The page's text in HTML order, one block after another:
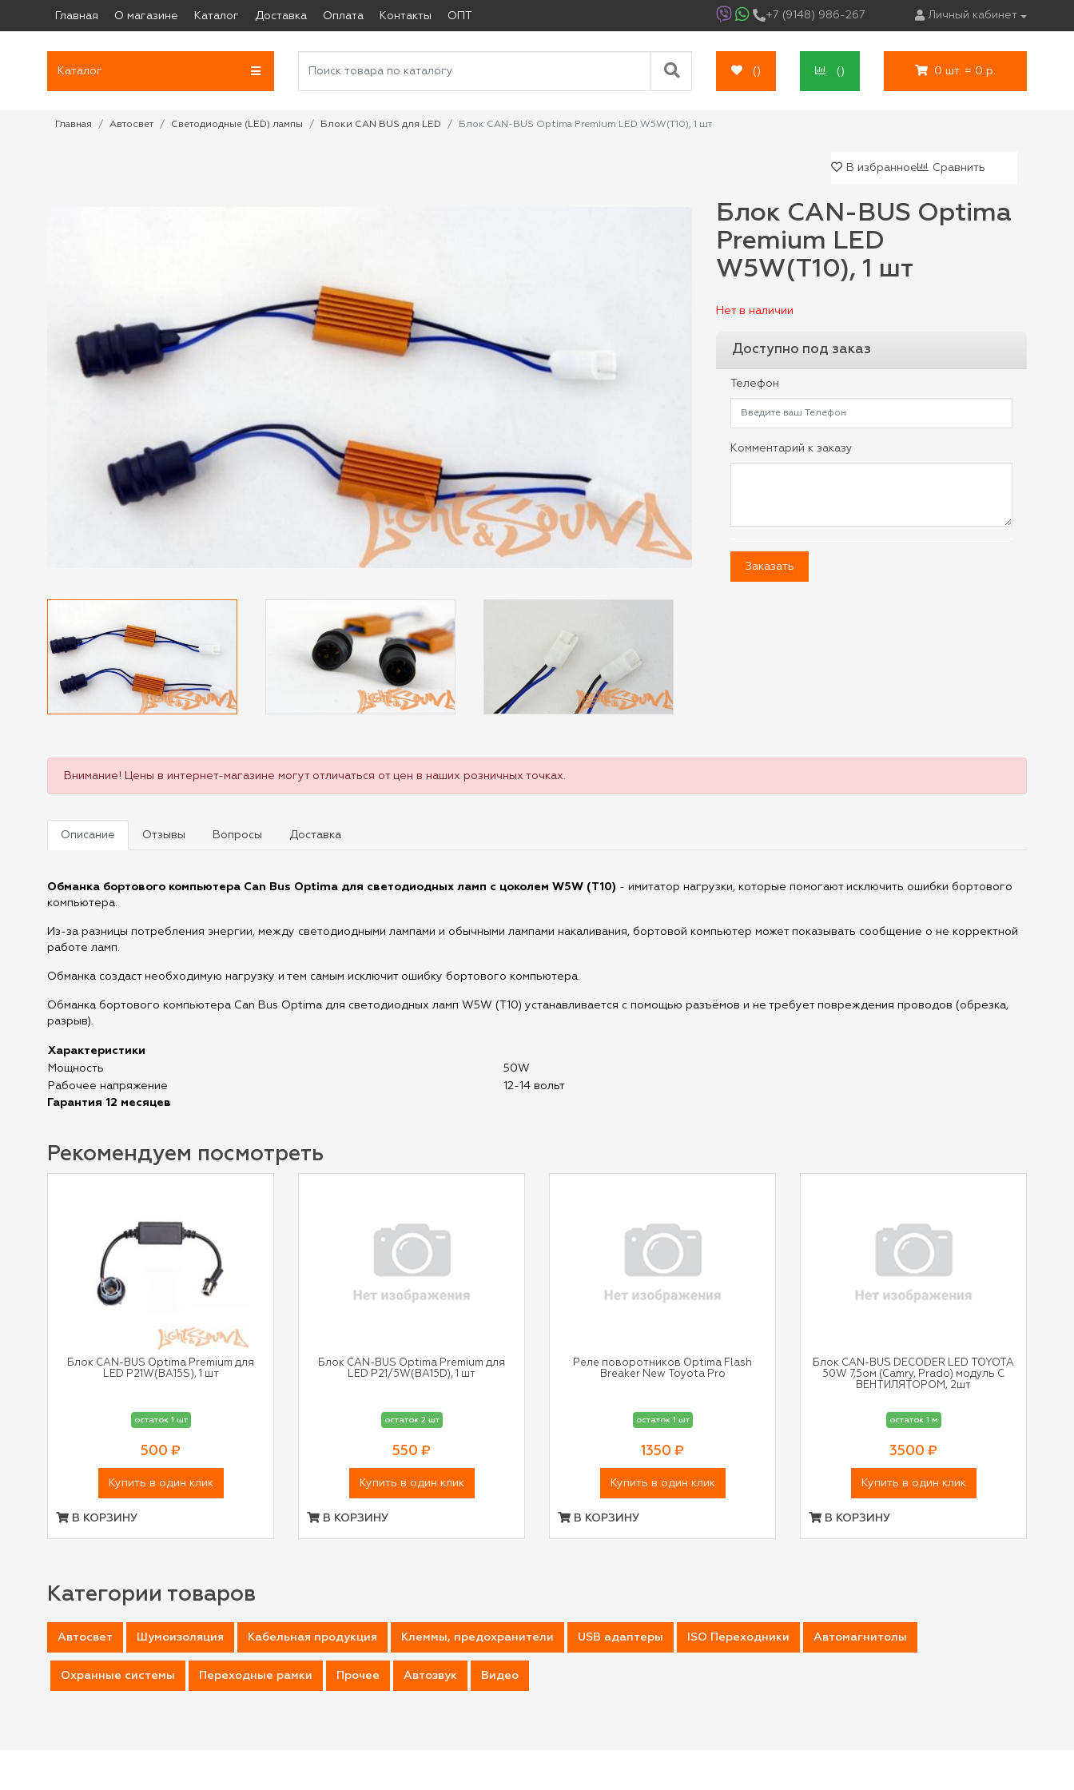
Главная О магазине Каталог Доставка Оплата Контакты ОПТ +7 (9148) 986-267 Личный кабинет
Каталог () () 0 шт. = 0 р.
Главная Автосвет Светодиодные (LED) лампы Блоки CAN BUS для LED Блок CAN-BUS Optima Premium LED W5W(T10), 1 шт
В избранное Сравнить
Блок CAN-BUS Optima
Premium LED
W5W(T10), 1 шт
Нет в наличии
Доступно под заказ
Телефон
Комментарий к заказу
Заказать
Внимание! Цены в интернет-магазине могут отличаться от цен в наших розничных точках.
Описание Отзывы Вопросы Доставка
Обманка бортового компьютера Can Bus Optima для светодиодных ламп с цоколем W5W (T10) - имитатор нагрузки, которые помогают исключить ошибки бортового
компьютера.
Из-за разницы потребления энергии, между светодиодными лампами и обычными лампами накаливания, бортовой компьютер может показывать сообщение о не корректной
работе ламп.
Обманка создаст необходимую нагрузку и тем самым исключит ошибку бортового компьютера.
Обманка бортового компьютера Can Bus Optima для светодиодных ламп W5W (T10) устанавливается с помощью разъёмов и не требует повреждения проводов (обрезка,
разрыв).
Характеристики
Мощность
50W
Рабочее напряжение
12-14 вольт
Гарантия 12 месяцев
Рекомендуем посмотреть
Блок CAN-BUS Optima Premium для
LED P21W(BA15S), 1 шт
остаток 1 шт
500 ₽
Купить в один клик
В КОРЗИНУ
Блок CAN-BUS Optima Premium для
LED P21/5W(BA15D), 1 шт
остаток 2 шт
550 ₽
Купить в один клик
В КОРЗИНУ
Реле поворотников Optima Flash
Breaker New Toyota Pro
остаток 1 шт
1350 ₽
Купить в один клик
В КОРЗИНУ
Блок CAN-BUS DECODER LED TOYOTA
50W 7,5oм (Camry, Prado) модуль С
ВЕНТИЛЯТОРОМ, 2шт
остаток 1 м
3500 ₽
Купить в один клик
В КОРЗИНУ
Категории товаров
Автосвет Шумоизоляция Кабельная продукция Клеммы, предохранители USB адаптеры ISO Переходники Автомагнитолы
Охранные системы Переходные рамки Прочее Автозвук Видео